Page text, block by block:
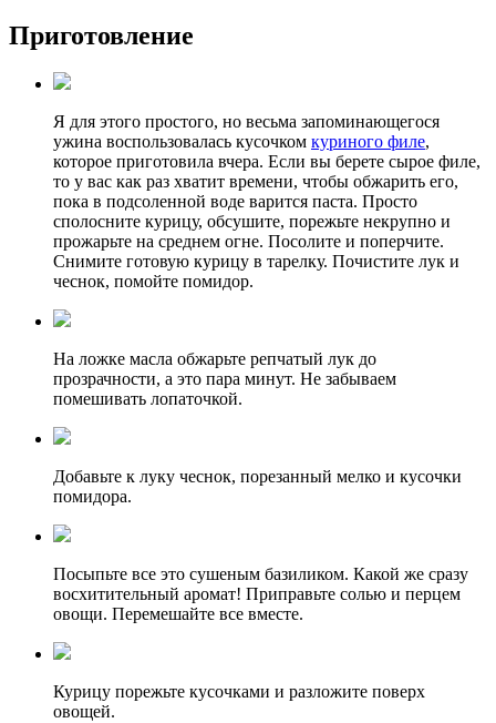
Приготовление
Я для этого простого, но весьма запоминающегося
ужина воспользовалась кусочком куриного филе,
которое приготовила вчера. Если вы берете сырое филе,
то у вас как раз хватит времени, чтобы обжарить его,
пока в подсоленной воде варится паста. Просто
сполосните курицу, обсушите, порежьте некрупно и
прожарьте на среднем огне. Посолите и поперчите.
Снимите готовую курицу в тарелку. Почистите лук и
чеснок, помойте помидор.
На ложке масла обжарьте репчатый лук до
прозрачности, а это пара минут. Не забываем
помешивать лопаточкой.
Добавьте к луку чеснок, порезанный мелко и кусочки
помидора.
Посыпьте все это сушеным базиликом. Какой же сразу
восхитительный аромат! Приправьте солью и перцем
овощи. Перемешайте все вместе.
Курицу порежьте кусочками и разложите поверх
овощей.